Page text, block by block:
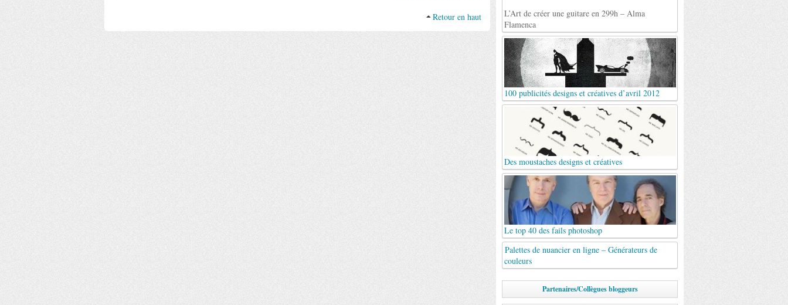
Retour en haut
L’Art de créer une guitare en 299h – Alma
Flamenca
100 publicités designs et créatives d’avril 2012
Des moustaches designs et créatives
Le top 40 des fails photoshop
Palettes de nuancier en ligne – Générateurs de
couleurs
Partenaires/Collègues bloggeurs